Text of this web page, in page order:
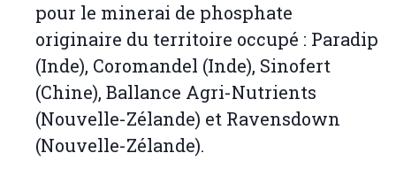
pour le minerai de phosphate
originaire du territoire occupé : Paradip
(Inde), Coromandel (Inde), Sinofert
(Chine), Ballance Agri-Nutrients
(Nouvelle-Zélande) et Ravensdown
(Nouvelle-Zélande).